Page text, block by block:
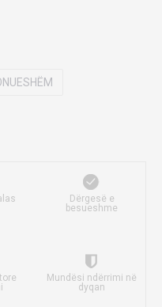
Dërgesë e
besueshme
Mundësi ndërrimi në
dyqan